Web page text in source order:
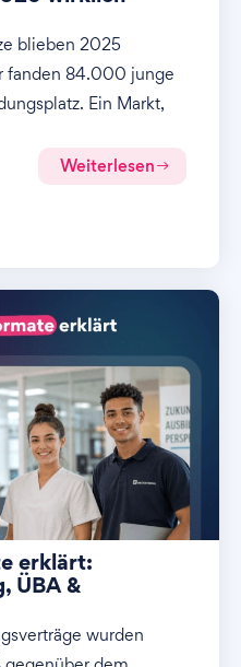
blieben 2025
fanden 84.000 junge
Ein Markt,
Weiterlesen
erklärt:
ÜBA &
wurden